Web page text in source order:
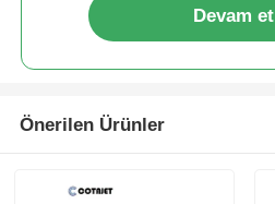
Endüstriyel UV yazıcı
Sürekli mühürleme makinesi
Devam et
Önerilen Ürünler